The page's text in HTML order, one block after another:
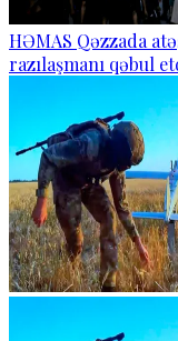
HƏMAS Qəzzada
razılaşmanı qəbul